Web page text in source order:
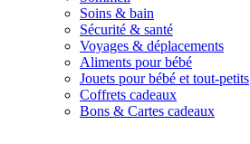
Soins & bain
Sécurité & santé
Voyages & déplacements
Aliments pour bébé
Jouets pour bébé et tout-petits
Coffrets cadeaux
Bons & Cartes cadeaux